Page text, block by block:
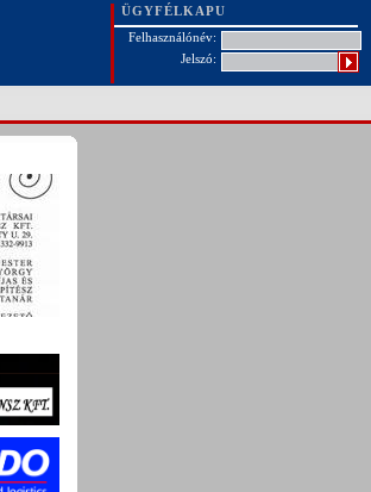
ÜGYFÉLKAPU
Felhasználónév:
Jelszó: